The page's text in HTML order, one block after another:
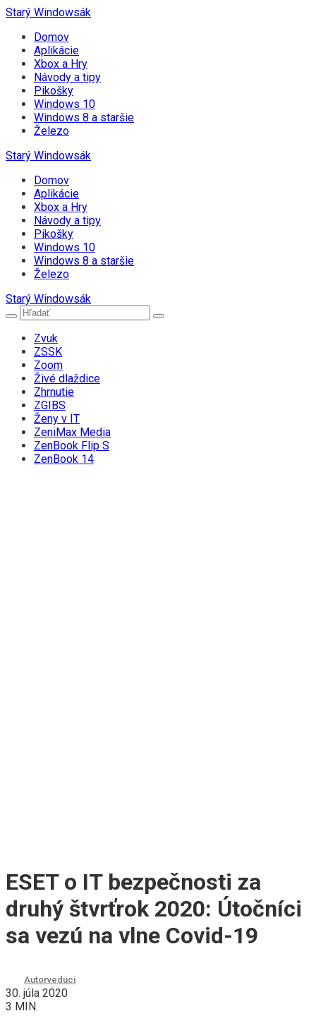
Starý Windowsák
Domov
Aplikácie
Xbox a Hry
Návody a tipy
Pikošky
Windows 10
Windows 8 a staršie
Železo
Starý Windowsák
Domov
Aplikácie
Xbox a Hry
Návody a tipy
Pikošky
Windows 10
Windows 8 a staršie
Železo
Starý Windowsák
Zvuk
ZSSK
Zoom
Živé dlaždice
Zhrnutie
ZGIBS
Ženy v IT
ZeniMax Media
ZenBook Flip S
ZenBook 14
ESET o IT bezpečnosti za
druhý štvrťrok 2020: Útočníci
sa vezú na vlne Covid-19
Autorveduci
30. júla 2020
3 MIN.